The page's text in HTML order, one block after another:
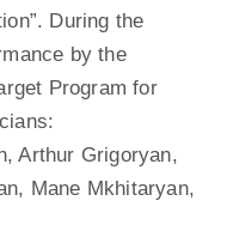
During the
by the
Program for
Arthur Grigoryan,
Mane Mkhitaryan,